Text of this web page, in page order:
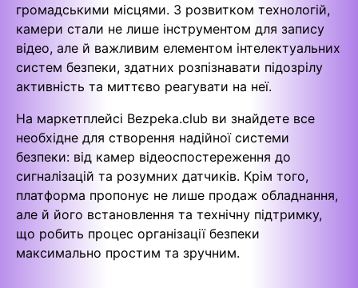
громадськими місцями. З розвитком технологій,
камери стали не лише інструментом для запису
відео, але й важливим елементом інтелектуальних
систем безпеки, здатних розпізнавати підозрілу
активність та миттєво реагувати на неї.
На маркетплейсі Bezpeka.club ви знайдете все
необхідне для створення надійної системи
безпеки: від камер відеоспостереження до
сигналізацій та розумних датчиків. Крім того,
платформа пропонує не лише продаж обладнання,
але й його встановлення та технічну підтримку,
що робить процес організації безпеки
максимально простим та зручним.